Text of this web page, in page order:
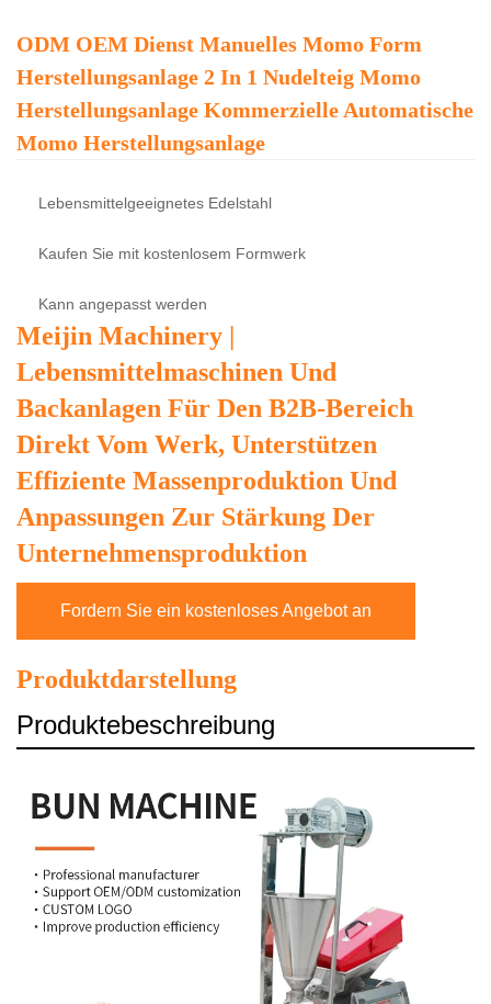
ODM OEM Dienst Manuelles Momo Form
Herstellungsanlage 2 In 1 Nudelteig Momo
Herstellungsanlage Kommerzielle Automatische
Momo Herstellungsanlage
Lebensmittelgeeignetes Edelstahl
Kaufen Sie mit kostenlosem Formwerk
Kann angepasst werden
Meijin Machinery |
Lebensmittelmaschinen Und
Backanlagen Für Den B2B-Bereich
Direkt Vom Werk, Unterstützen
Effiziente Massenproduktion Und
Anpassungen Zur Stärkung Der
Unternehmensproduktion
Fordern Sie ein kostenloses Angebot an
Produktdarstellung
Produktebeschreibung